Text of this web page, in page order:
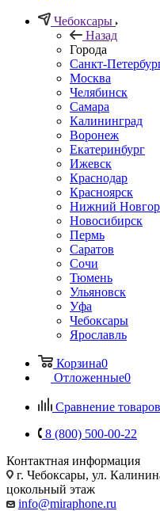
Чебоксары
Назад
Города
Санкт-
Москва
Челябинск
Самара
Калининград
Воронеж
Екатеринбург
Ижевск
Краснодар
Красноярск
Нижний
Новосибирск
Пермь
Саратов
Сочи
Тюмень
Ульяновск
Уфа
Чебоксары
Ярославль
Корзина0
Отложенные0
Сравнение товаров
8 (800) 500-00-22
Контактная информация
г. Чебоксары, ул.
цокольный этаж
info@miraphone.ru